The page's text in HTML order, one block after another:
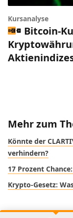
Kursanalyse
Bitcoin-
Mehr zum
Könnte der
verhindern?
17 Prozent
Krypto-Gesetz: